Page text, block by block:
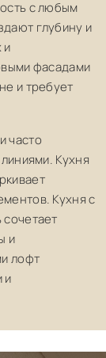
с любым
глубину и
и
фасадами
и требует
часто
Кухня
Кухня с
и
лофт
и